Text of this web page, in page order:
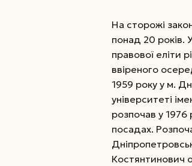
На сторожі
понад 20 років.
правової еліти
ввіреного
1959 року у м.
університеті
розпочав у
посадах.
Костянтинович